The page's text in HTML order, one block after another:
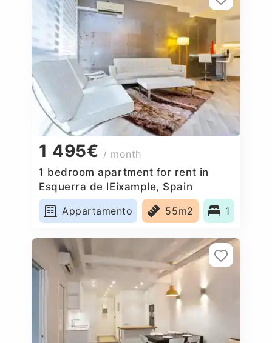
1 495€ / month
1 bedroom apartment for rent in
Esquerra de lEixample, Spain
Appartamento
55m2 1